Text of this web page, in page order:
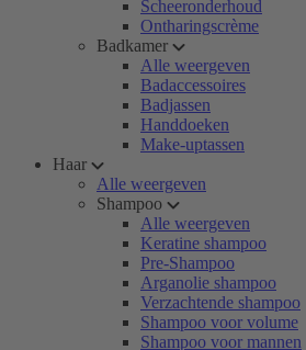
Scheeronderhoud
Ontharingscrème
Badkamer
Alle weergeven
Badaccessoires
Badjassen
Handdoeken
Make-uptassen
Haar
Alle weergeven
Shampoo
Alle weergeven
Keratine shampoo
Pre-Shampoo
Arganolie shampoo
Verzachtende shampoo
Shampoo voor volume
Shampoo voor mannen